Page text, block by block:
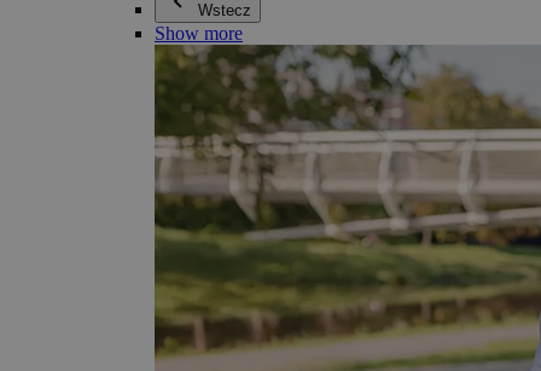
Wstecz
Show more